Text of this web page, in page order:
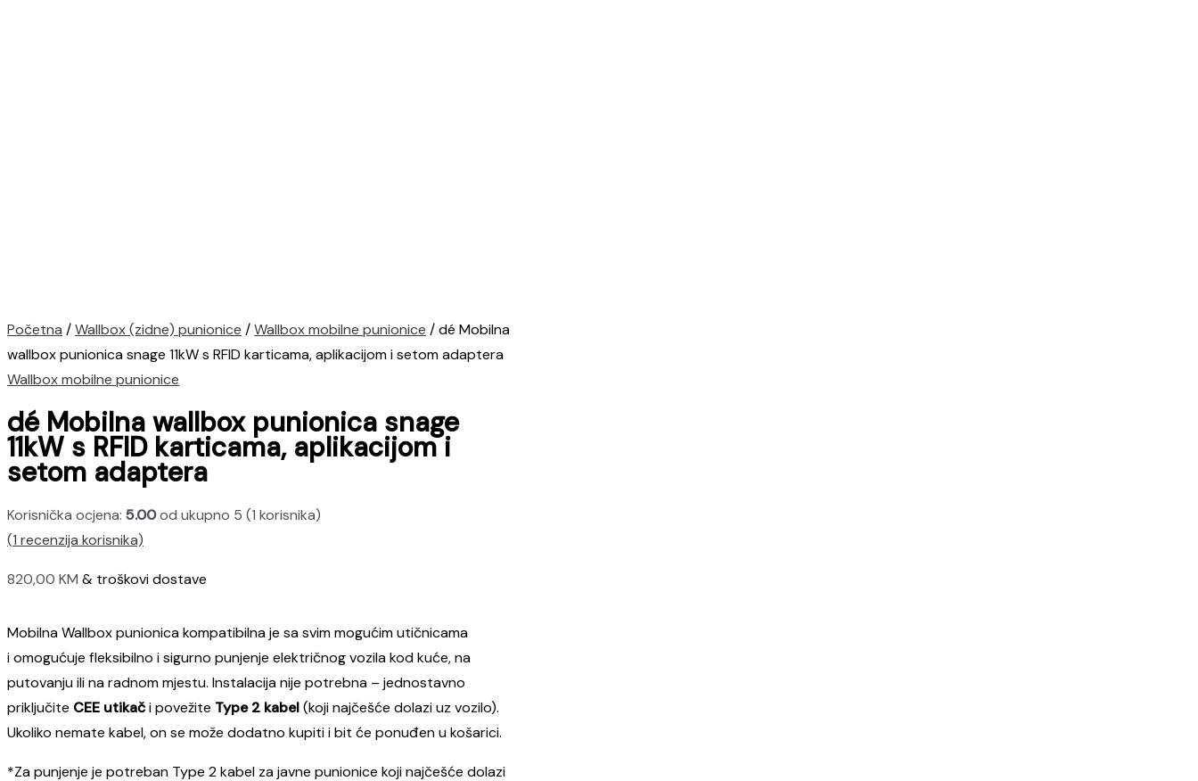
Početna /Wallbox (zidne) punionice /Wallbox mobilne punionice / dé Mobilna
wallbox punionica snage 11kW s RFID karticama, aplikacijom i setom adaptera
Wallbox mobilne punionice
dé Mobilna wallbox punionica snage
11kW s RFID karticama, aplikacijom i
setom adaptera
Korisnička ocjena: 5.00od ukupno 5 (1 korisnika)
(1 recenzija korisnika)
820,00 KM & troškovi dostave
Mobilna Wallbox punionica kompatibilna je sa svim mogućim utičnicama
i omogućuje fleksibilno i sigurno punjenje električnog vozila kod kuće, na
putovanju ili na radnom mjestu. Instalacija nije potrebna – jednostavno
priključite CEE utikači povežite Type 2 kabel(koji najčešće dolazi uz vozilo).
Ukoliko nemate kabel, on se može dodatno kupiti i bit će ponuđen u košarici.
*Za punjenje je potreban Type 2 kabel za javne punionice koji najčešće dolazi